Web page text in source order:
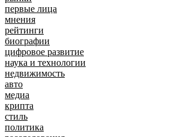
первые лица
мнения
рейтинги
биографии
цифровое развитие
наука и технологии
недвижимость
авто
медиа
крипта
стиль
политика